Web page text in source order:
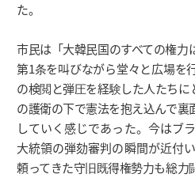
た。
市民は「大韓民国のすべての権
第1条を叫びながら堂々と広場を
の検閲と弾圧を経験した人たちに
の護衛の下で憲法を抱え込んで
していく感じであった。今はブ
大統領の弾劾審判の瞬間が近付
頼ってきた守旧既得権勢力も総力